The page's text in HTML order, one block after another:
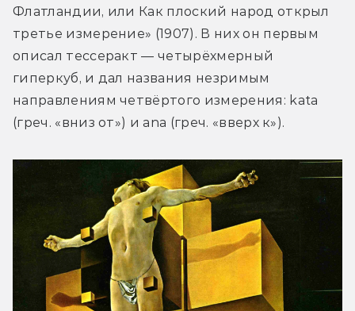
Флатландии, или Как плоский народ открыл
третье измерение» (1907). В них он первым
описал тессеракт — четырёхмерный
гиперкуб, и дал названия незримым
направлениям четвёртого измерения: kata
(греч. «вниз от») и ana (греч. «вверх к»).